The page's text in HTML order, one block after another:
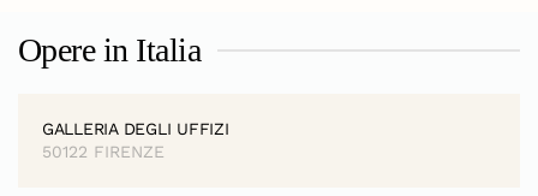
Opere in Italia
GALLERIA DEGLI UFFIZI
50122 FIRENZE